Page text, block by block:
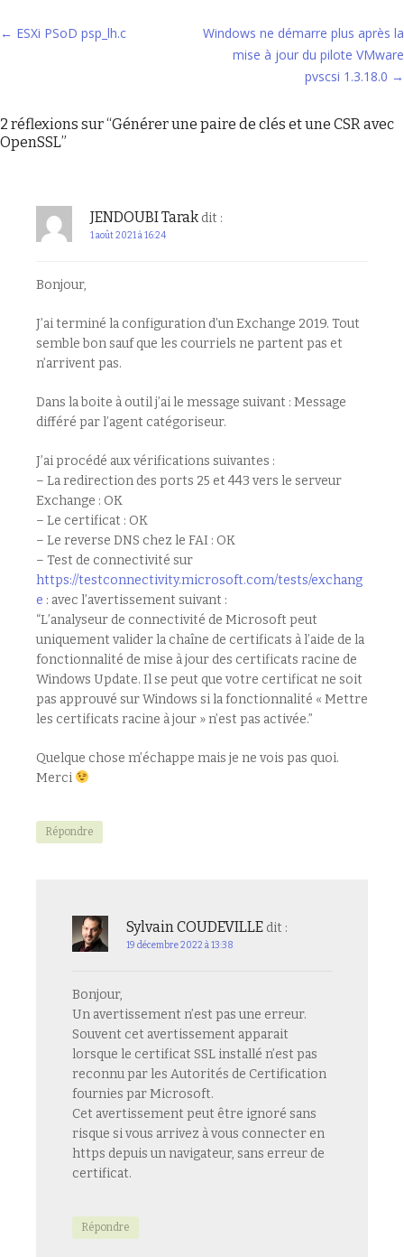
Navigation
← ESXi PSoD psp_lh.c
Windows ne démarre plus après la
mise à jour du pilote VMware
pvscsi 1.3.18.0 →
2 réflexions sur “Générer une paire de clés et une CSR avec
OpenSSL”
JENDOUBI Tarak dit :
1 août 2021 à 16:24
Bonjour,
J’ai terminé la configuration d’un Exchange 2019. Tout
semble bon sauf que les courriels ne partent pas et
n’arrivent pas.
Dans la boite à outil j’ai le message suivant : Message
différé par l’agent catégoriseur.
J’ai procédé aux vérifications suivantes :
– La redirection des ports 25 et 443 vers le serveur
Exchange : OK
– Le certificat : OK
– Le reverse DNS chez le FAI : OK
– Test de connectivité sur
https://testconnectivity.microsoft.com/tests/exchang
e : avec l’avertissement suivant :
“L’analyseur de connectivité de Microsoft peut
uniquement valider la chaîne de certificats à l’aide de la
fonctionnalité de mise à jour des certificats racine de
Windows Update. Il se peut que votre certificat ne soit
pas approuvé sur Windows si la fonctionnalité « Mettre
les certificats racine à jour » n’est pas activée.”
Quelque chose m’échappe mais je ne vois pas quoi.
Merci
Répondre
Sylvain COUDEVILLE dit :
19 décembre 2022 à 13:38
Bonjour,
Un avertissement n’est pas une erreur.
Souvent cet avertissement apparait
lorsque le certificat SSL installé n’est pas
reconnu par les Autorités de Certification
fournies par Microsoft.
Cet avertissement peut être ignoré sans
risque si vous arrivez à vous connecter en
https depuis un navigateur, sans erreur de
certificat.
Répondre